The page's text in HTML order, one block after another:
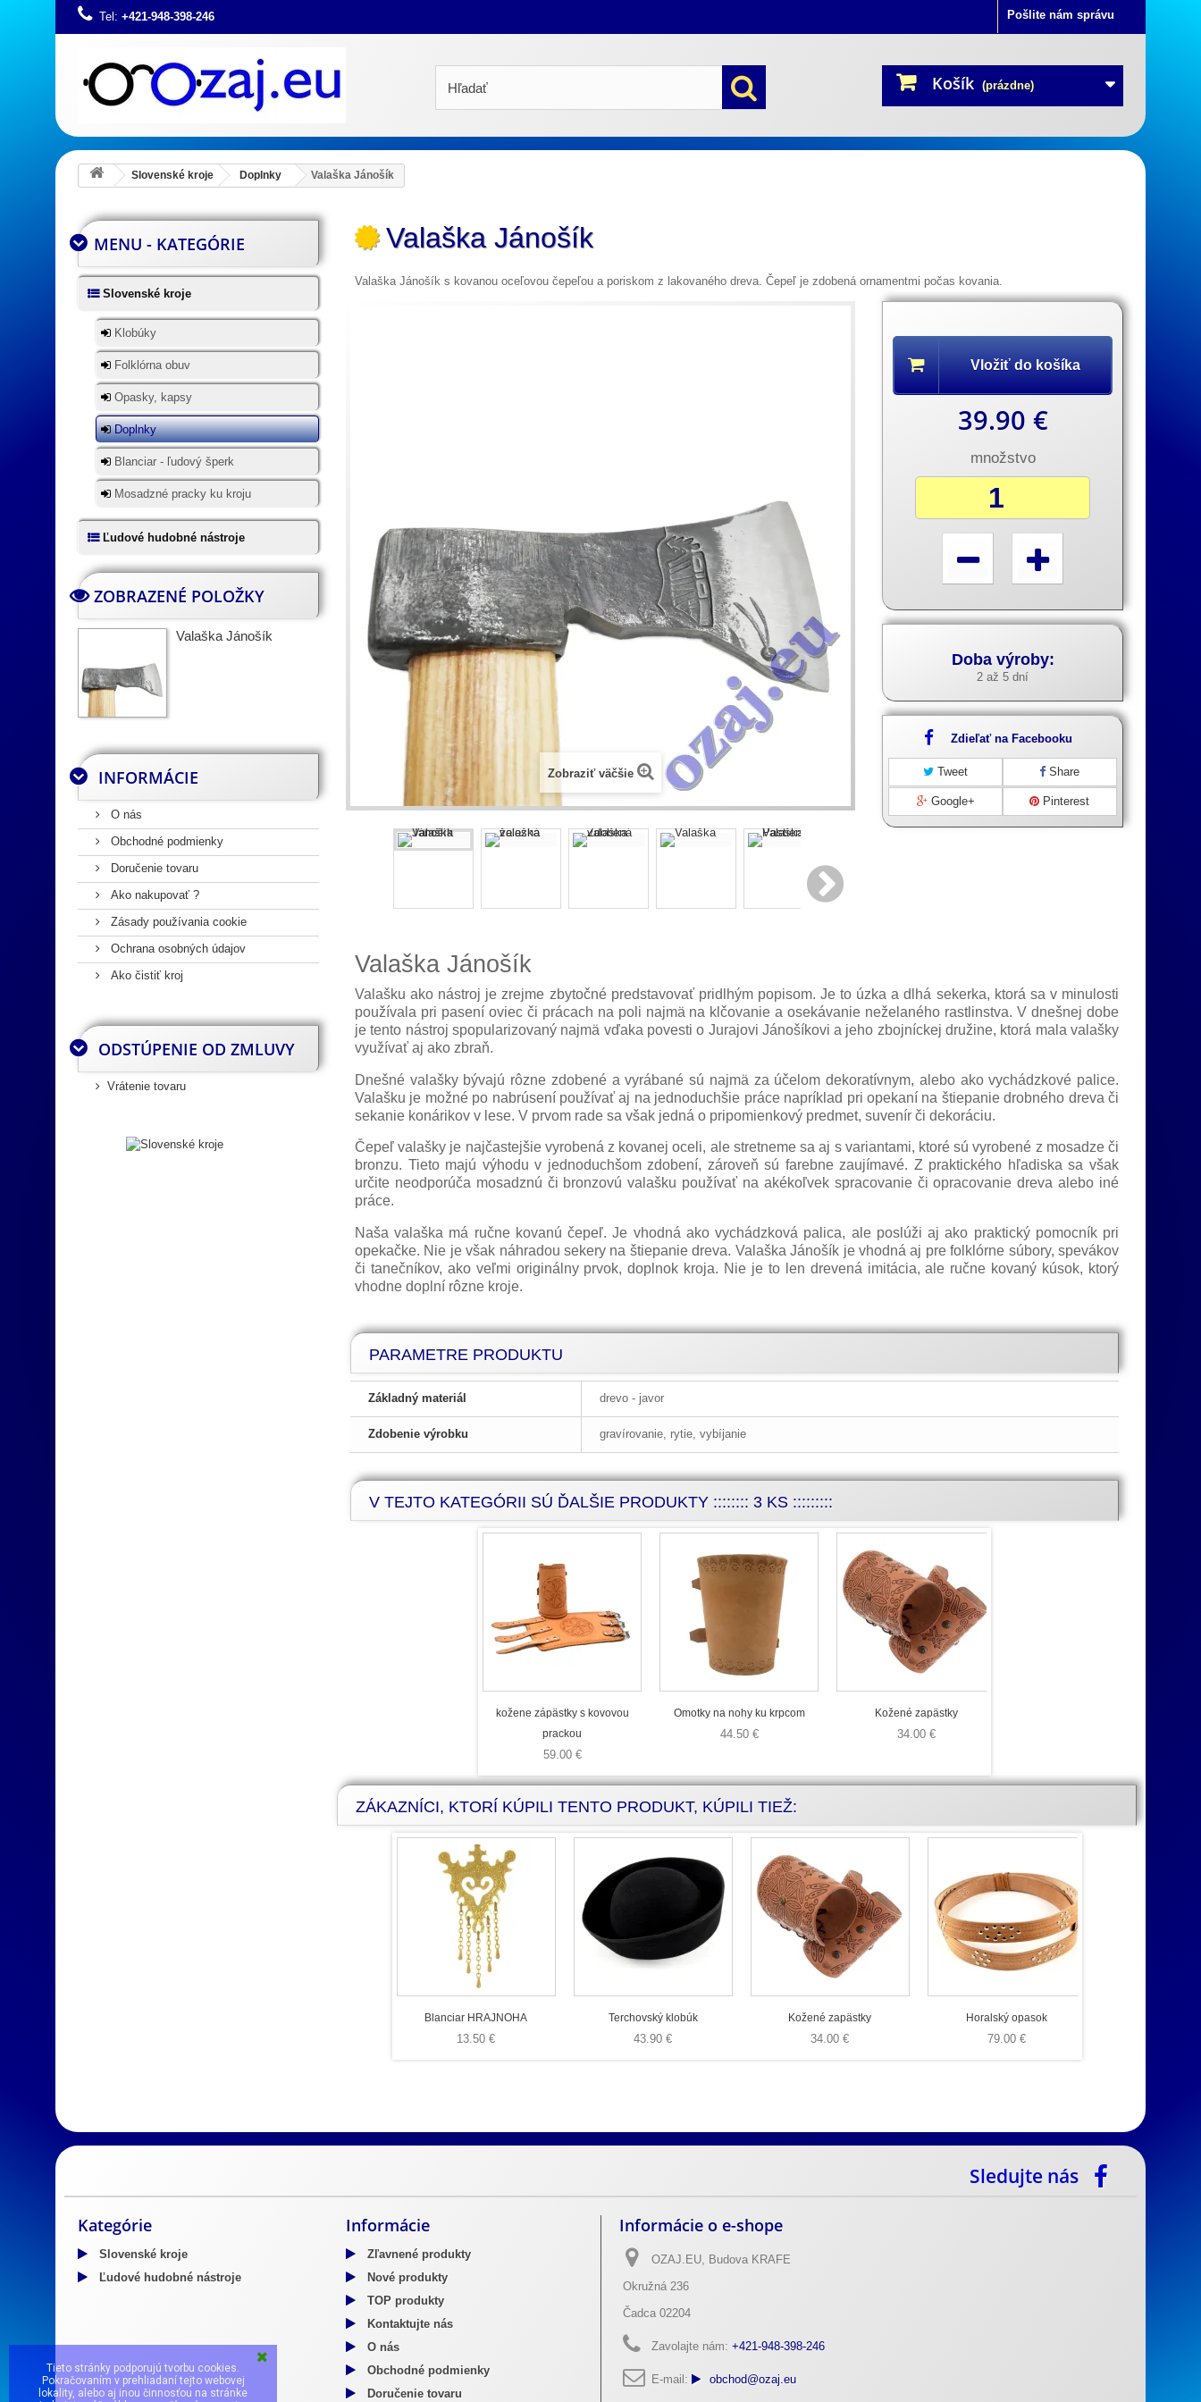
Pošlite nám správu
Tel: +421-948-398-246
Košík (prázdne)
Slovenské kroje Doplnky Valaška Jánošík
MENU - KATEGÓRIE
Slovenské kroje
Klobúky
Folklórna obuv
Opasky, kapsy
Doplnky
Blanciar - ľudový šperk
Mosadzné pracky ku kroju
Ľudové hudobné nástroje
ZOBRAZENÉ POLOŽKY
Valaška Jánošík
INFORMÁCIE
O nás
Obchodné podmienky
Doručenie tovaru
Ako nakupovať ?
Zásady používania cookie
Ochrana osobných údajov
Ako čistiť kroj
ODSTÚPENIE OD ZMLUVY
Vrátenie tovaru
Valaška Jánošík
Valaška Jánošík s kovanou oceľovou čepeľou a poriskom z lakovaného dreva. Čepeľ je zdobená ornamentmi počas kovania.
Zobraziť väčšie
Vložiť do košíka
39.90 €
množstvo
Doba výroby:
2 až 5 dní
Zdieľať na Facebooku
Tweet Share
Google+ Pinterest
produktu
Valaška Jánošík
Valašku ako nástroj je zrejme zbytočné predstavovať pridlhým popisom. Je to úzka a dlhá sekerka, ktorá sa v minulosti
používala pri pasení oviec či prácach na poli najmä na klčovanie a osekávanie neželaného rastlinstva. V dnešnej dobe
je tento nástroj spopularizovaný najmä vďaka povesti o Jurajovi Jánošíkovi a jeho zbojníckej družine, ktorá mala valašky
využívať aj ako zbraň.
Dnešné valašky bývajú rôzne zdobené a vyrábané sú najmä za účelom dekoratívnym, alebo ako vychádzkové palice.
Valašku je možné po nabrúsení používať aj na jednoduchšie práce napríklad pri opekaní na štiepanie drobného dreva či
sekanie konárikov v lese. V prvom rade sa však jedná o pripomienkový predmet, suvenír či dekoráciu.
Čepeľ valašky je najčastejšie vyrobená z kovanej oceli, ale stretneme sa aj s variantami, ktoré sú vyrobené z mosadze či
bronzu. Tieto majú výhodu v jednoduchšom zdobení, zároveň sú farebne zaujímavé. Z praktického hľadiska sa však
určite neodporúča mosadznú či bronzovú valašku používať na akékoľvek spracovanie či opracovanie dreva alebo iné
práce.
Naša valaška má ručne kovanú čepeľ. Je vhodná ako vychádzková palica, ale poslúži aj ako praktický pomocník pri
opekačke. Nie je však náhradou sekery na štiepanie dreva. Valaška Jánošík je vhodná aj pre folklórne súbory, spevákov
či tanečníkov, ako veľmi originálny prvok, doplnok kroja. Nie je to len drevená imitácia, ale ručne kovaný kúsok, ktorý
vhodne doplní rôzne kroje.
PARAMETRE PRODUKTU
Základný materiál drevo - javor
Zdobenie výrobku gravírovanie, rytie, vybíjanie
V TEJTO KATEGÓRII SÚ ĎALŠIE PRODUKTY :::::::: 3 KS :::::::::
kožene zápästky s kovovou
prackou
59.00 €
Omotky na nohy ku krpcom
44.50 €
Kožené zapästky
34.00 €
ZÁKAZNÍCI, KTORÍ KÚPILI TENTO PRODUKT, KÚPILI TIEŽ:
Blanciar HRAJNOHA
13.50 €
Terchovský klobúk
43.90 €
Kožené zapästky
34.00 €
Horalský opasok
79.00 €
Sledujte nás
Kategórie
Slovenské kroje
Ľudové hudobné nástroje
Informácie
Zľavnené produkty
Nové produkty
TOP produkty
Kontaktujte nás
O nás
Obchodné podmienky
Doručenie tovaru
Informácie o e-shope
OZAJ.EU, Budova KRAFE
Okružná 236
Čadca 02204
Zavolajte nám: +421-948-398-246
E-mail: obchod@ozaj.eu
Tieto stránky podporujú tvorbu cookies.
Pokračovaním v prehliadaní tejto webovej
lokality, alebo aj inou činnosťou na stránke